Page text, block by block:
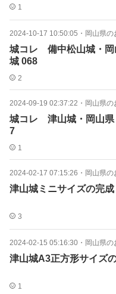
1
2024-10-17 10:50:05 ・ 岡山県
城コレ 備中松山城・岡
城 068
2
2024-09-19 02:37:22 ・ 岡山県
城コレ 津山城・岡山県
7
1
2024-02-17 07:15:26 ・ 岡山県
津山城ミニサイズの完成
3
2024-02-15 05:16:30 ・ 岡山県
津山城A3正方形サイズ
1